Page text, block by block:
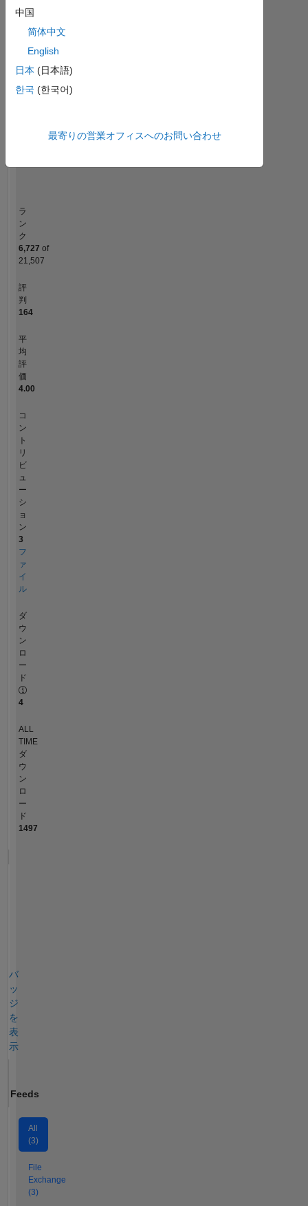
コントリビューション L
0
タイムライン
ラ
ン
ク
6,727 of
21,507
評
判
164
平
均
評
価
4.00
コ
ン
ト
リ
ビ
ュ
ー
シ
ョ
ン
3
フ
ァ
イ
ル
ダ
ウ
ン
ロ
ー
ド
4
ALL
TIME
ダ
ウ
ン
ロ
ー
ド
1497
バ
ッ
ジ
を
表
示
Feeds
All
(3)
File
Exchange
(3)
中国
简体中文
English
日本 (日本語)
한국 (한국어)
最寄りの営業オフィスへのお問い合わせ